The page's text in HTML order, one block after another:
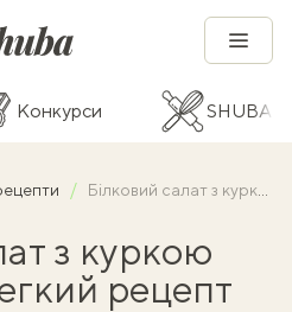
Конкурси SHUBA
Білковий салат з куркою та манго — легкий рецепт до свят
з куркою
рецепт